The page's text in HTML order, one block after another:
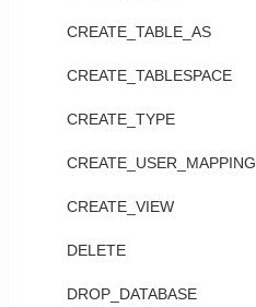
CREATE_TABLE_AS
CREATE_TABLESPACE
CREATE_TYPE
CREATE_USER_MAPPING
CREATE_VIEW
DELETE
DROP_DATABASE